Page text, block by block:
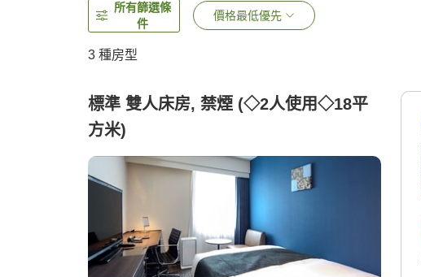
所有篩選條
件
價格最低優先
3 種房型
標準 雙人床房, 禁煙 (◇2人使用◇18平
方米)